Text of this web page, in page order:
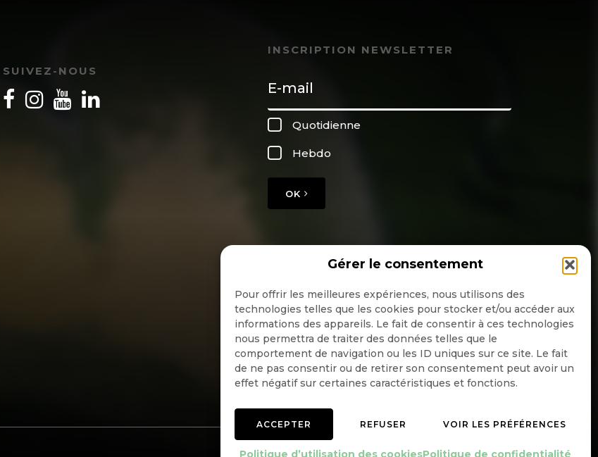
Gérer le consentement
Pour offrir les meilleures expériences, nous utilisons des
technologies telles que les cookies pour stocker et/ou accéder aux
informations des appareils. Le fait de consentir à ces technologies
nous permettra de traiter des données telles que le
comportement de navigation ou les ID uniques sur ce site. Le fait
de ne pas consentir ou de retirer son consentement peut avoir un
effet négatif sur certaines caractéristiques et fonctions.
ACCEPTER REFUSER VOIR LES PRÉFÉRENCES
Politique d’utilisation des cookiesPolitique de confidentialité
SUIVEZ-NOUS
INSCRIPTION NEWSLETTER
Quotidienne
Hebdo
OK